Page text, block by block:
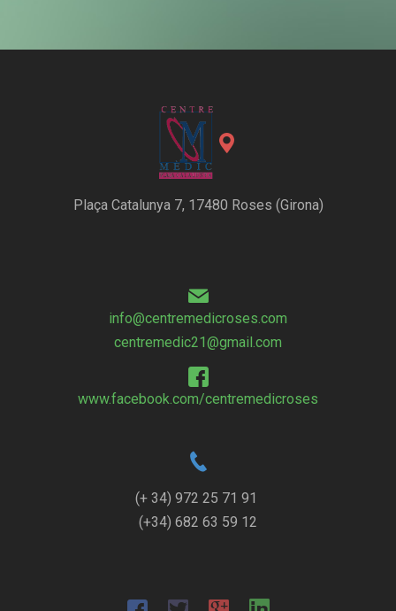
Plaça Catalunya 7, 17480 Roses (Girona)
info@centremedicroses.com
centremedic21@gmail.com
www.facebook.com/centremedicroses
(+ 34) 972 25 71 91
(+34) 682 63 59 12